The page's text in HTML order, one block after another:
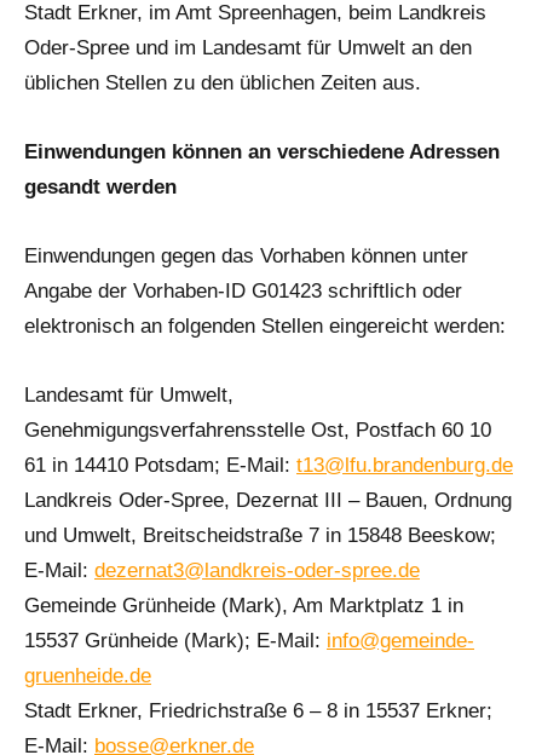
Stadt Erkner, im Amt Spreenhagen, beim Landkreis
Oder-Spree und im Landesamt für Umwelt an den
üblichen Stellen zu den üblichen Zeiten aus.
Einwendungen können an verschiedene Adressen
gesandt werden
Einwendungen gegen das Vorhaben können unter
Angabe der Vorhaben-ID G01423 schriftlich oder
elektronisch an folgenden Stellen eingereicht werden:
Landesamt für Umwelt,
Genehmigungsverfahrensstelle Ost, Postfach 60 10
61 in 14410 Potsdam; E-Mail: t13@lfu.brandenburg.de
Landkreis Oder-Spree, Dezernat III – Bauen, Ordnung
und Umwelt, Breitscheidstraße 7 in 15848 Beeskow;
E-Mail: dezernat3@landkreis-oder-spree.de
Gemeinde Grünheide (Mark), Am Marktplatz 1 in
15537 Grünheide (Mark); E-Mail: info@gemeinde-
gruenheide.de
Stadt Erkner, Friedrichstraße 6 – 8 in 15537 Erkner;
E-Mail: bosse@erkner.de